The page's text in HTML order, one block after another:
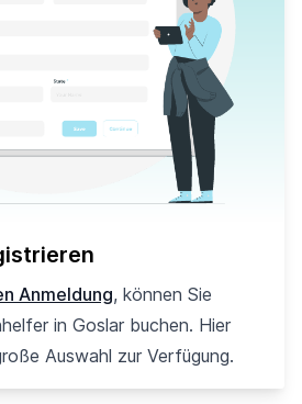
Anmeldung, können Sie
in Goslar buchen. Hier
Auswahl zur Verfügung.